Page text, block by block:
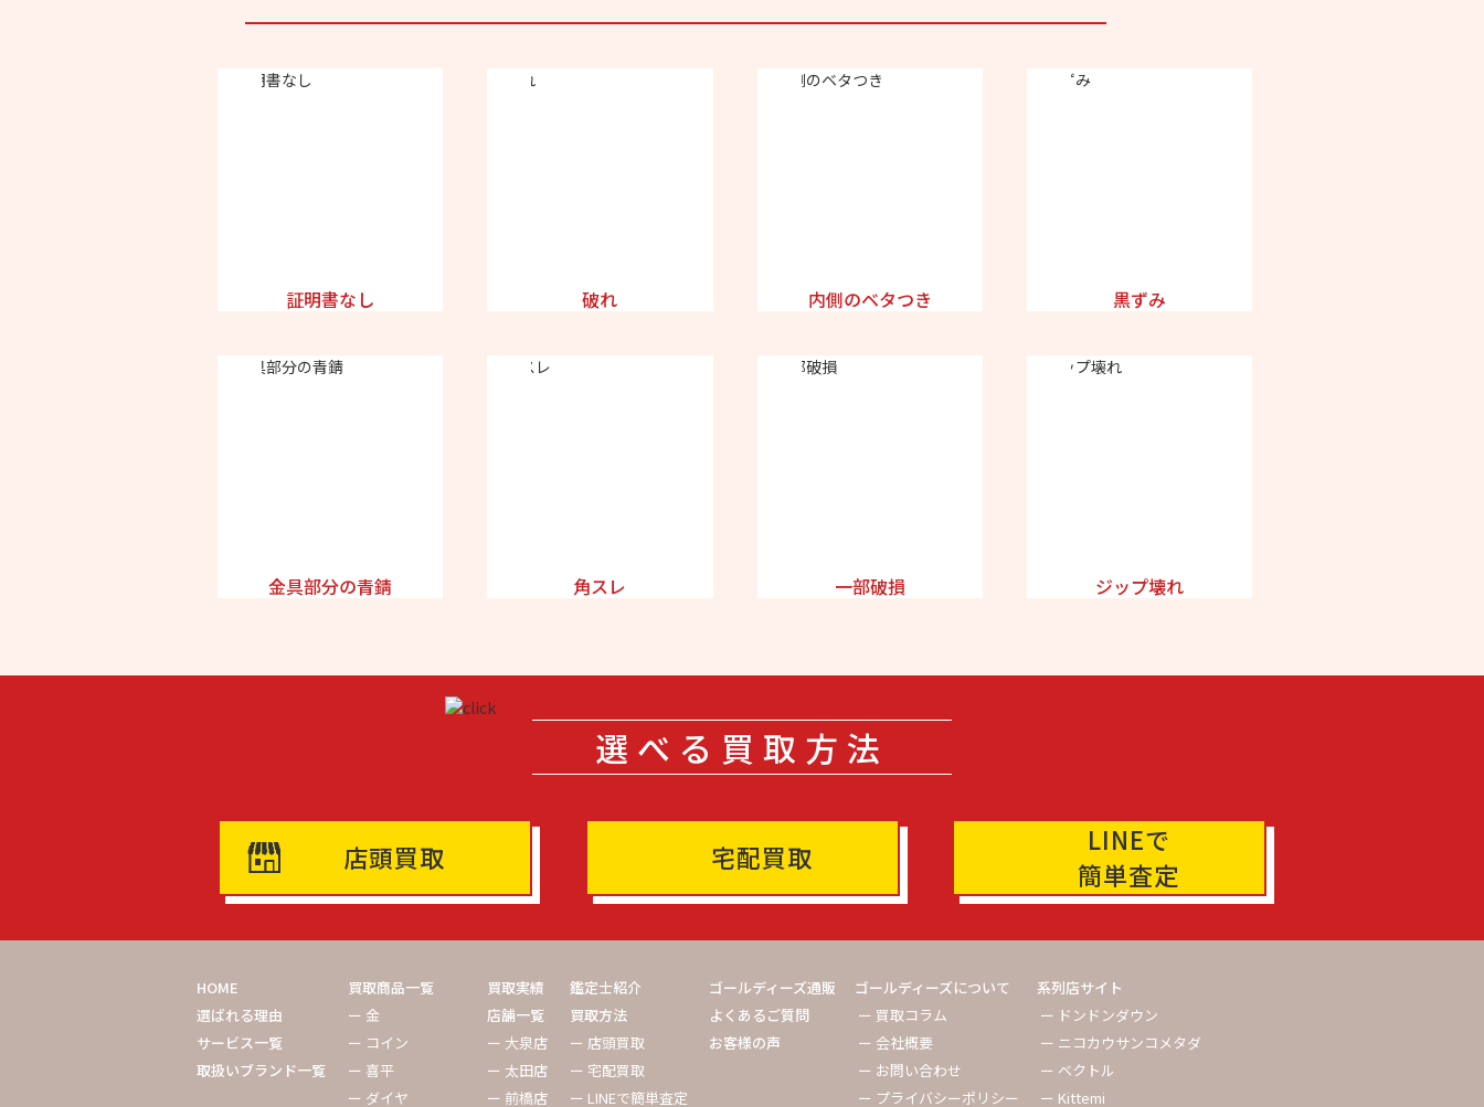
証明書なし 破れ 内側のベタつき 黒ずみ
金具部分の青錆 角スレ 一部破損 ジップ壊れ
選べる買取方法
店頭買取 宅配買取
LINEで
簡単査定
HOME
選ばれる理由
サービス一覧
取扱いブランド一覧
買取商品一覧
ー 金
ー コイン
ー 喜平
ー ダイヤ
買取実績
店舗一覧
ー 大泉店
ー 太田店
ー 前橋店
鑑定士紹介
買取方法
ー 店頭買取
ー 宅配買取
ー LINEで簡単査定
ゴールディーズ通販
よくあるご質問
お客様の声
ゴールディーズについて
ー 買取コラム
ー 会社概要
ー お問い合わせ
ー プライバシーポリシー
系列店サイト
ー ドンドンダウン
ー ニコカウサンコメタダ
ー ベクトル
ー Kittemi